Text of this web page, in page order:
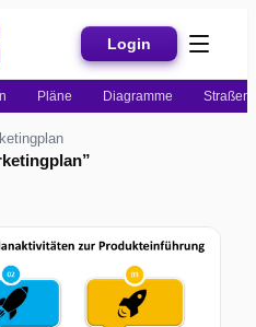
Login
Pläne Diagramme
”